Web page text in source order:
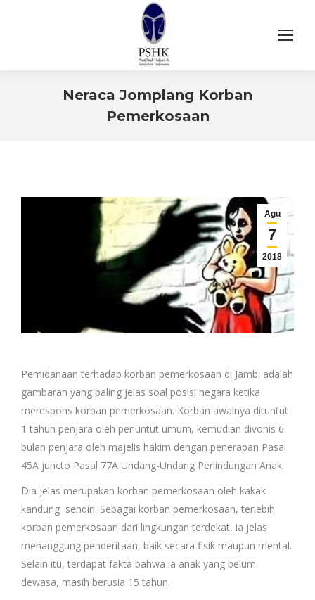
Neraca Jomplang Korban
Pemerkosaan
Agu
7
2018
Pemidanaan terhadap korban pemerkosaan di Jambi adalah
gambaran yang paling jelas soal posisi negara ketika
merespons korban pemerkosaan. Korban awalnya dituntut
1 tahun penjara oleh penuntut umum, kemudian divonis 6
bulan penjara oleh majelis hakim dengan penerapan Pasal
45A juncto Pasal 77A Undang-Undang Perlindungan Anak.
Dia jelas merupakan korban pemerkosaan oleh kakak
kandung sendiri. Sebagai korban pemerkosaan, terlebih
korban pemerkosaan dari lingkungan terdekat, ia jelas
menanggung penderitaan, baik secara fisik maupun mental.
Selain itu, terdapat fakta bahwa ia anak yang belum
dewasa, masih berusia 15 tahun.